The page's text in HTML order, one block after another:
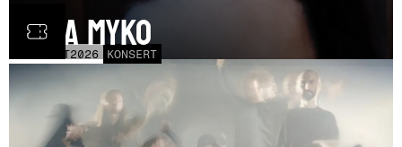
OCT2026 KONSERT
Olga Myko